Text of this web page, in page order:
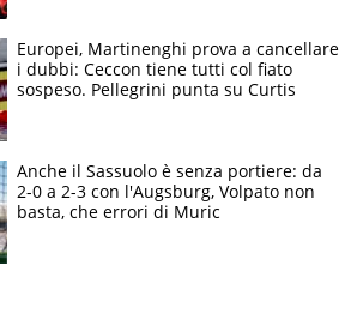
Europei, Martinenghi prova a cancellare
i dubbi: Ceccon tiene tutti col fiato
sospeso. Pellegrini punta su Curtis
Anche il Sassuolo è senza portiere: da
2-0 a 2-3 con l'Augsburg, Volpato non
basta, che errori di Muric